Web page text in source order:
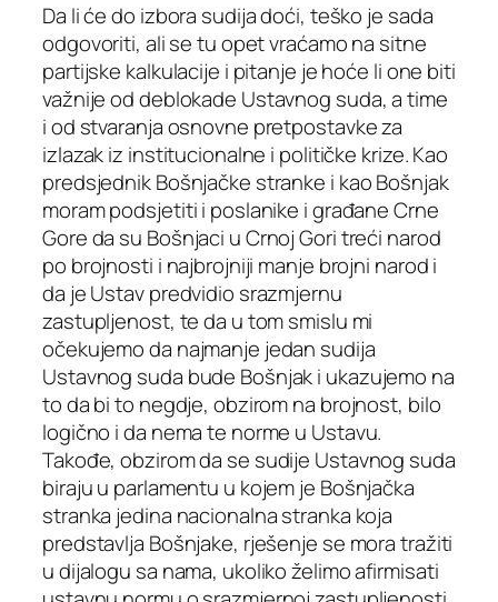
Da li će do izbora sudija doći, teško je sada
odgovoriti, ali se tu opet vraćamo na sitne
partijske kalkulacije i pitanje je hoće li one biti
važnije od deblokade Ustavnog suda, a time
i od stvaranja osnovne pretpostavke za
izlazak iz institucionalne i političke krize. Kao
predsjednik Bošnjačke stranke i kao Bošnjak
moram podsjetiti i poslanike i građane Crne
Gore da su Bošnjaci u Crnoj Gori treći narod
po brojnosti i najbrojniji manje brojni narod i
da je Ustav predvidio srazmjernu
zastupljenost, te da u tom smislu mi
očekujemo da najmanje jedan sudija
Ustavnog suda bude Bošnjak i ukazujemo na
to da bi to negdje, obzirom na brojnost, bilo
logično i da nema te norme u Ustavu.
Takođe, obzirom da se sudije Ustavnog suda
biraju u parlamentu u kojem je Bošnjačka
stranka jedina nacionalna stranka koja
predstavlja Bošnjake, rješenje se mora tražiti
u dijalogu sa nama, ukoliko želimo afirmisati